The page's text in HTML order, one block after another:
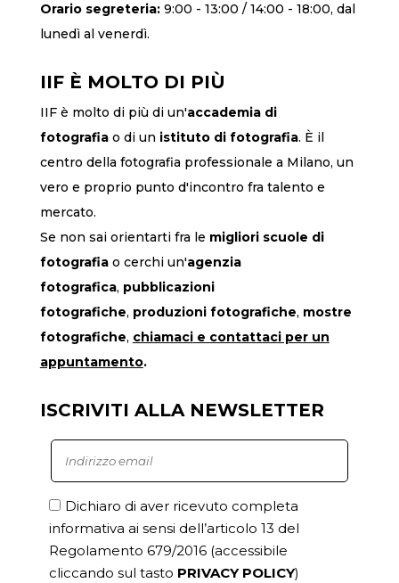
Orario segreteria: 9:00 - 13:00 / 14:00 - 18:00, dal
lunedì al venerdì.
IIF È MOLTO DI PIÙ
IIF è molto di più di un'accademia di
fotografiao di un istituto di fotografia. È il
centro della fotografia professionale a Milano, un
vero e proprio punto d'incontro fra talento e
mercato.
Se non sai orientarti fra le migliori scuole di
fotografiao cerchi un'agenzia
fotografica, pubblicazioni
fotografiche, produzioni fotografiche, mostre
fotografiche, chiamacie contattaci per un
appuntamento.
ISCRIVITI ALLA NEWSLETTER
Dichiaro di aver ricevuto completa
informativa ai sensi dell’articolo 13 del
Regolamento 679/2016 (accessibile
cliccando sul tasto PRIVACY POLICY)